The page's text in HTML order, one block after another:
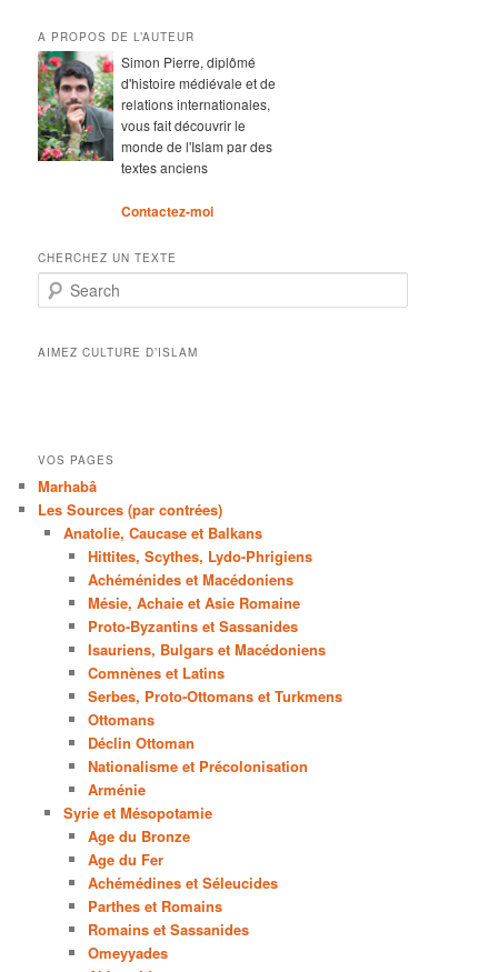
A PROPOS DE L’AUTEUR
Simon Pierre, diplômé
d'histoire médiévale et de
relations internationales,
vous fait découvrir le
monde de l'Islam par des
textes anciens
Contactez-moi
CHERCHEZ UN TEXTE
Search
AIMEZ CULTURE D’ISLAM
VOS PAGES
Marhabâ
Les Sources (par contrées)
Anatolie, Caucase et Balkans
Hittites, Scythes, Lydo-Phrigiens
Achéménides et Macédoniens
Mésie, Achaie et Asie Romaine
Proto-Byzantins et Sassanides
Isauriens, Bulgars et Macédoniens
Comnènes et Latins
Serbes, Proto-Ottomans et Turkmens
Ottomans
Déclin Ottoman
Nationalisme et Précolonisation
Arménie
Syrie et Mésopotamie
Age du Bronze
Age du Fer
Achémédines et Séleucides
Parthes et Romains
Romains et Sassanides
Omeyyades